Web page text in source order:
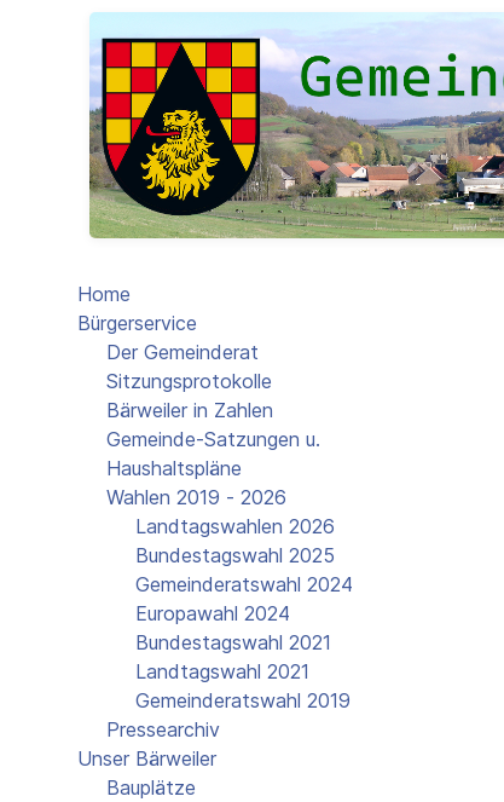
Home
Bürgerservice
Der Gemeinderat
Sitzungsprotokolle
Bärweiler in Zahlen
Gemeinde-Satzungen u.
Haushaltspläne
Wahlen 2019 - 2026
Landtagswahlen 2026
Bundestagswahl 2025
Gemeinderatswahl 2024
Europawahl 2024
Bundestagswahl 2021
Landtagswahl 2021
Gemeinderatswahl 2019
Pressearchiv
Unser Bärweiler
Bauplätze